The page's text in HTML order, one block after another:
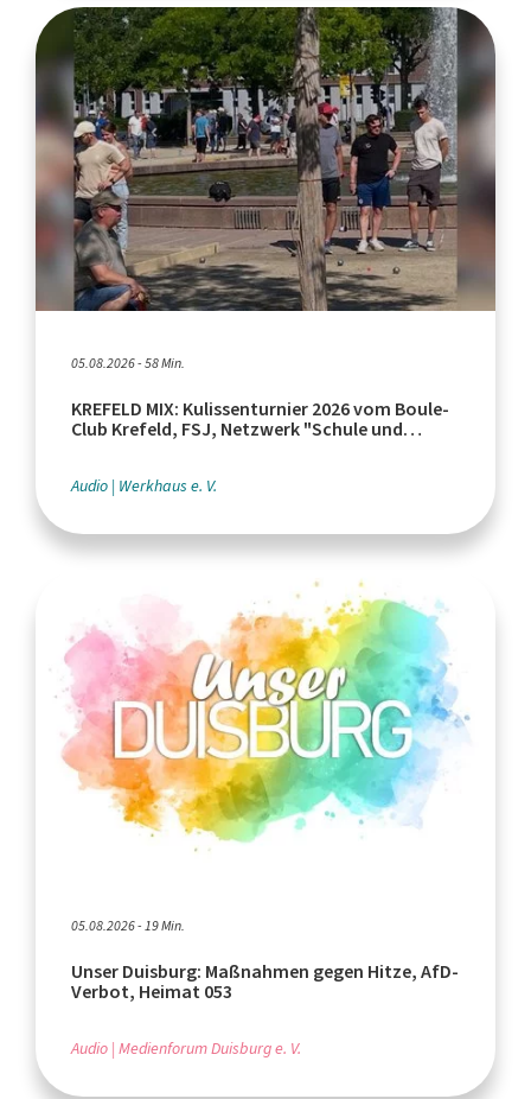
05.08.2026 - 58 Min.
KREFELD MIX: Kulissenturnier 2026 vom Boule-
Club Krefeld, FSJ, Netzwerk "Schule und
Audio Werkhaus e. V.
05.08.2026 - 19 Min.
Unser Duisburg: Maßnahmen gegen Hitze, AfD-
Verbot, Heimat 053
Audio Medienforum Duisburg e. V.